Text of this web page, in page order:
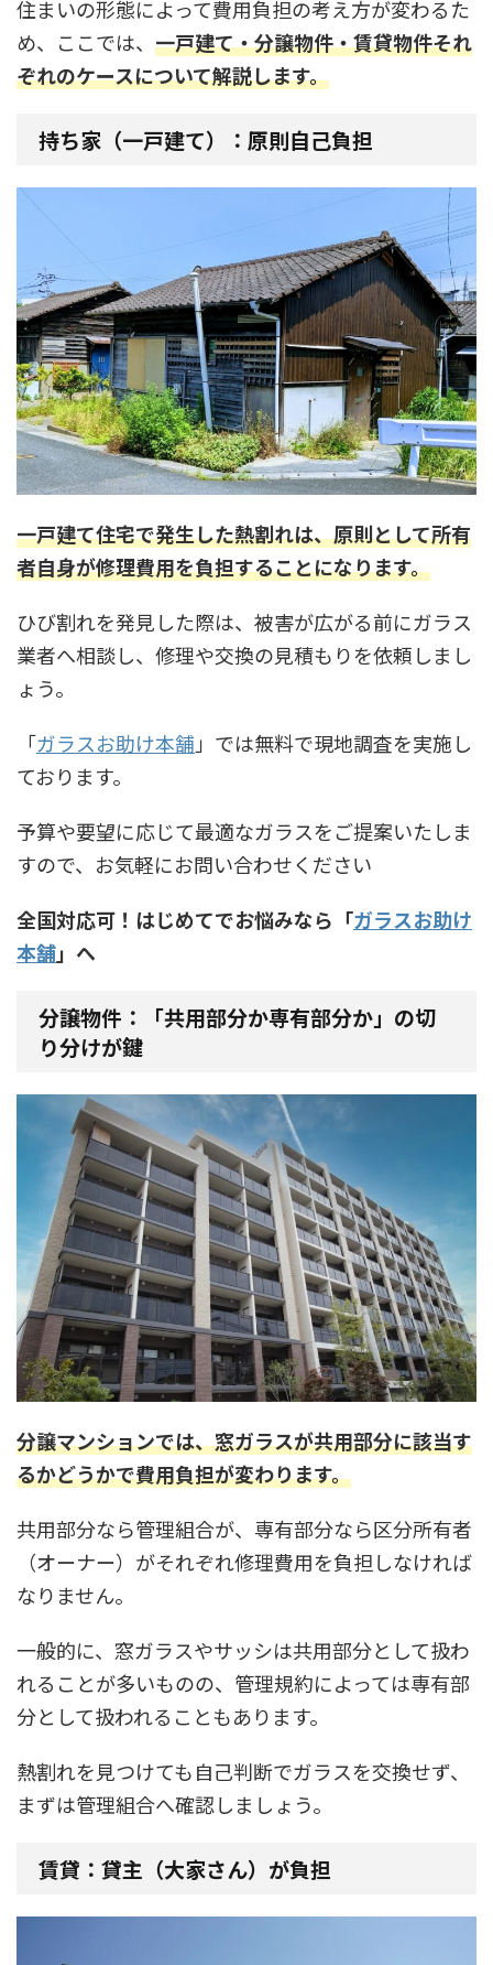
住まいの形態によって費用負担の考え方が変わるた
め、ここでは、 一戸建て・分譲物件・賃貸物件それ
ぞれのケースについて解説します。
持ち家（一戸建て）：原則自己負担
一戸建て住宅で発生した熱割れは、原則として所有
者自身が修理費用を負担することになります。
ひび割れを発見した際は、被害が広がる前にガラス
業者へ相談し、修理や交換の見積もりを依頼しまし
ょう。
「ガラスお助け本舗 」では無料で現地調査を実施し
ております。
予算や要望に応じて最適なガラスをご提案いたしま
すので、お気軽にお問い合わせください
全国対応可！はじめてでお悩みなら「ガラスお助け
本舗」へ
分譲物件：「共用部分か専有部分か」の切
り分けが鍵
分譲マンションでは、窓ガラスが共用部分に該当す
るかどうかで費用負担が変わります。
共用部分なら管理組合が、専有部分なら区分所有者
（オーナー）がそれぞれ修理費用を負担しなければ
なりません。
一般的に、窓ガラスやサッシは共用部分として扱わ
れることが多いものの、管理規約によっては専有部
分として扱われることもあります。
熱割れを見つけても自己判断でガラスを交換せず、
まずは管理組合へ確認しましょう。
賃貸：貸主（大家さん）が負担